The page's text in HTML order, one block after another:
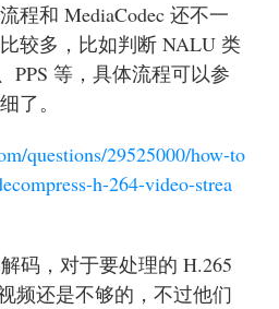
程和 MediaCodec 还不一
较多，比如判断 NALU 类
PPS 等，具体流程可以参
了。
questions/29525000/how-to
h-264-video-strea
码，对于要处理的 H.265
频还是不够的，不过他们